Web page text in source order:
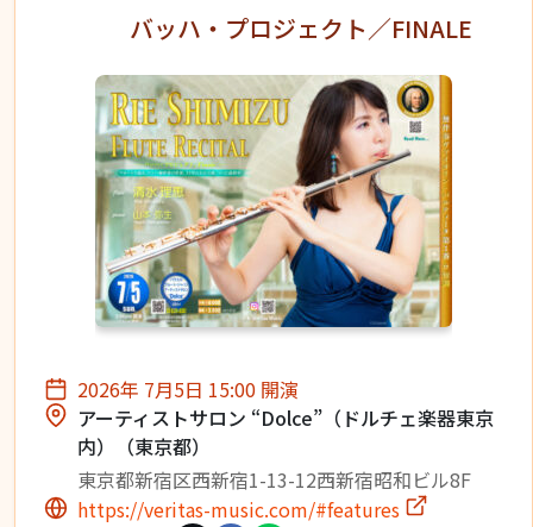
バッハ・プロジェクト／FINALE
2026年 7月5日 15:00 開演
アーティストサロン “Dolce”（ドルチェ楽器東京
内）（東京都）
東京都新宿区西新宿1-13-12西新宿昭和ビル8F
https://veritas-music.com/#features